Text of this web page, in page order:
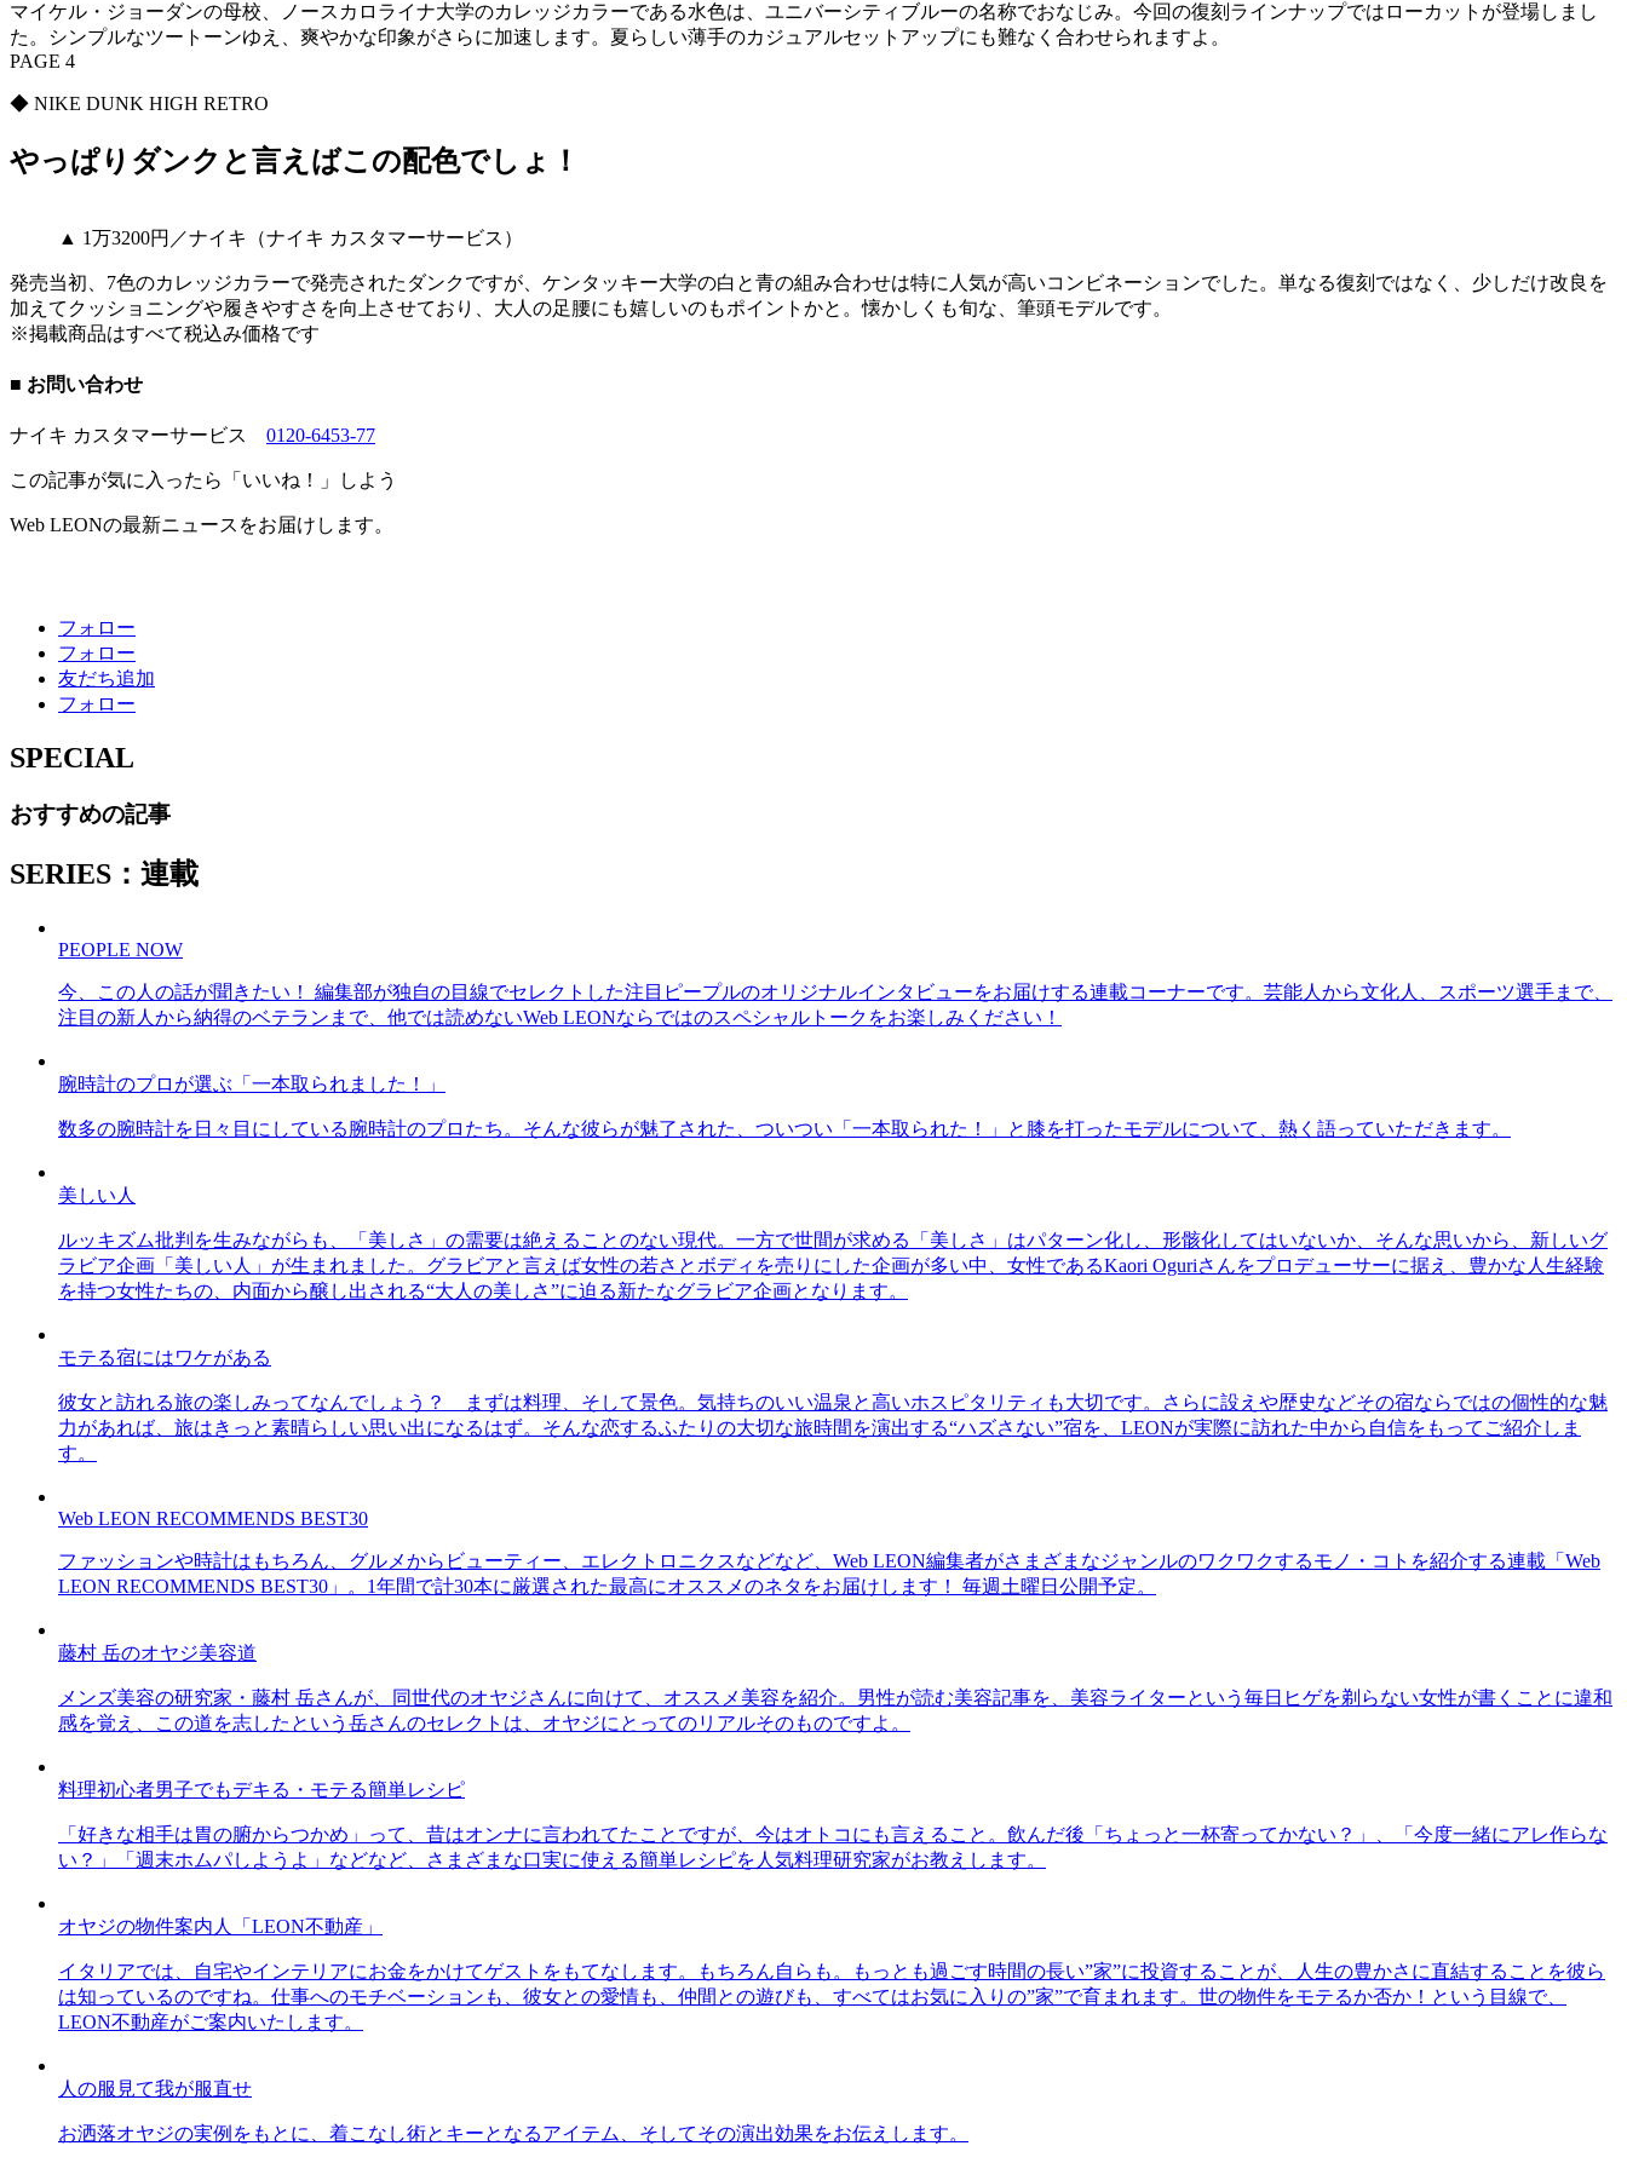
マイケル・ジョーダンの母校、ノースカロライナ大学のカレッジカラーである水色は、ユニバーシティブルーの名称でおなじみ。今回の復刻ラインナップではローカットが登場しまし
た。シンプルなツートーンゆえ、爽やかな印象がさらに加速します。夏らしい薄手のカジュアルセットアップにも難なく合わせられますよ。
PAGE 4
◆ NIKE DUNK HIGH RETRO
やっぱりダンクと言えばこの配色でしょ！
▲ 1万3200円／ナイキ（ナイキ カスタマーサービス）
発売当初、7色のカレッジカラーで発売されたダンクですが、ケンタッキー大学の白と青の組み合わせは特に人気が高いコンビネーションでした。単なる復刻ではなく、少しだけ改良を
加えてクッショニングや履きやすさを向上させており、大人の足腰にも嬉しいのもポイントかと。懐かしくも旬な、筆頭モデルです。
※掲載商品はすべて税込み価格です
■ お問い合わせ
ナイキ カスタマーサービス 0120-6453-77
この記事が気に入ったら「いいね！」しよう
Web LEONの最新ニュースをお届けします。
フォロー
フォロー
友だち追加
フォロー
SPECIAL
おすすめの記事
SERIES：連載
PEOPLE NOW
今、この人の話が聞きたい！ 編集部が独自の目線でセレクトした注目ピープルのオリジナルインタビューをお届けする連載コーナーです。芸能人から文化人、スポーツ選手まで、
注目の新人から納得のベテランまで、他では読めないWeb LEONならではのスペシャルトークをお楽しみください！
腕時計のプロが選ぶ「一本取られました！」
数多の腕時計を日々目にしている腕時計のプロたち。そんな彼らが魅了された、ついつい「一本取られた！」と膝を打ったモデルについて、熱く語っていただきます。
美しい人
ルッキズム批判を生みながらも、「美しさ」の需要は絶えることのない現代。一方で世間が求める「美しさ」はパターン化し、形骸化してはいないか、そんな思いから、新しいグ
ラビア企画「美しい人」が生まれました。グラビアと言えば女性の若さとボディを売りにした企画が多い中、女性であるKaori Oguriさんをプロデューサーに据え、豊かな人生経験
を持つ女性たちの、内面から醸し出される“大人の美しさ”に迫る新たなグラビア企画となります。
モテる宿にはワケがある
彼女と訪れる旅の楽しみってなんでしょう？ まずは料理、そして景色。気持ちのいい温泉と高いホスピタリティも大切です。さらに設えや歴史などその宿ならではの個性的な魅
力があれば、旅はきっと素晴らしい思い出になるはず。そんな恋するふたりの大切な旅時間を演出する“ハズさない”宿を、LEONが実際に訪れた中から自信をもってご紹介しま
す。
Web LEON RECOMMENDS BEST30
ファッションや時計はもちろん、グルメからビューティー、エレクトロニクスなどなど、Web LEON編集者がさまざまなジャンルのワクワクするモノ・コトを紹介する連載「Web
LEON RECOMMENDS BEST30」。1年間で計30本に厳選された最高にオススメのネタをお届けします！ 毎週土曜日公開予定。
藤村 岳のオヤジ美容道
メンズ美容の研究家・藤村 岳さんが、同世代のオヤジさんに向けて、オススメ美容を紹介。男性が読む美容記事を、美容ライターという毎日ヒゲを剃らない女性が書くことに違和
感を覚え、この道を志したという岳さんのセレクトは、オヤジにとってのリアルそのものですよ。
料理初心者男子でもデキる・モテる簡単レシピ
「好きな相手は胃の腑からつかめ」って、昔はオンナに言われてたことですが、今はオトコにも言えること。飲んだ後「ちょっと一杯寄ってかない？」、「今度一緒にアレ作らな
い？」「週末ホムパしようよ」などなど、さまざまな口実に使える簡単レシピを人気料理研究家がお教えします。
オヤジの物件案内人「LEON不動産」
イタリアでは、自宅やインテリアにお金をかけてゲストをもてなします。もちろん自らも。もっとも過ごす時間の長い”家”に投資することが、人生の豊かさに直結することを彼ら
は知っているのですね。仕事へのモチベーションも、彼女との愛情も、仲間との遊びも、すべてはお気に入りの”家”で育まれます。世の物件をモテるか否か！という目線で、
LEON不動産がご案内いたします。
人の服見て我が服直せ
お洒落オヤジの実例をもとに、着こなし術とキーとなるアイテム、そしてその演出効果をお伝えします。